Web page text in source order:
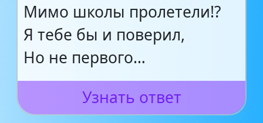
Мимо школы пролетели!?
Я тебе бы и поверил,
Но не первого…
Узнать ответ